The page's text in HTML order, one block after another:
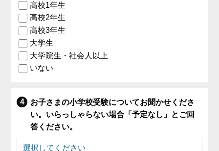
高校1年生
高校2年生
高校3年生
大学生
大学院生・社会人以上
いない
お子さまの小学校受験についてお聞かせくださ
い。いらっしゃらない場合「予定なし」とご回
答ください。